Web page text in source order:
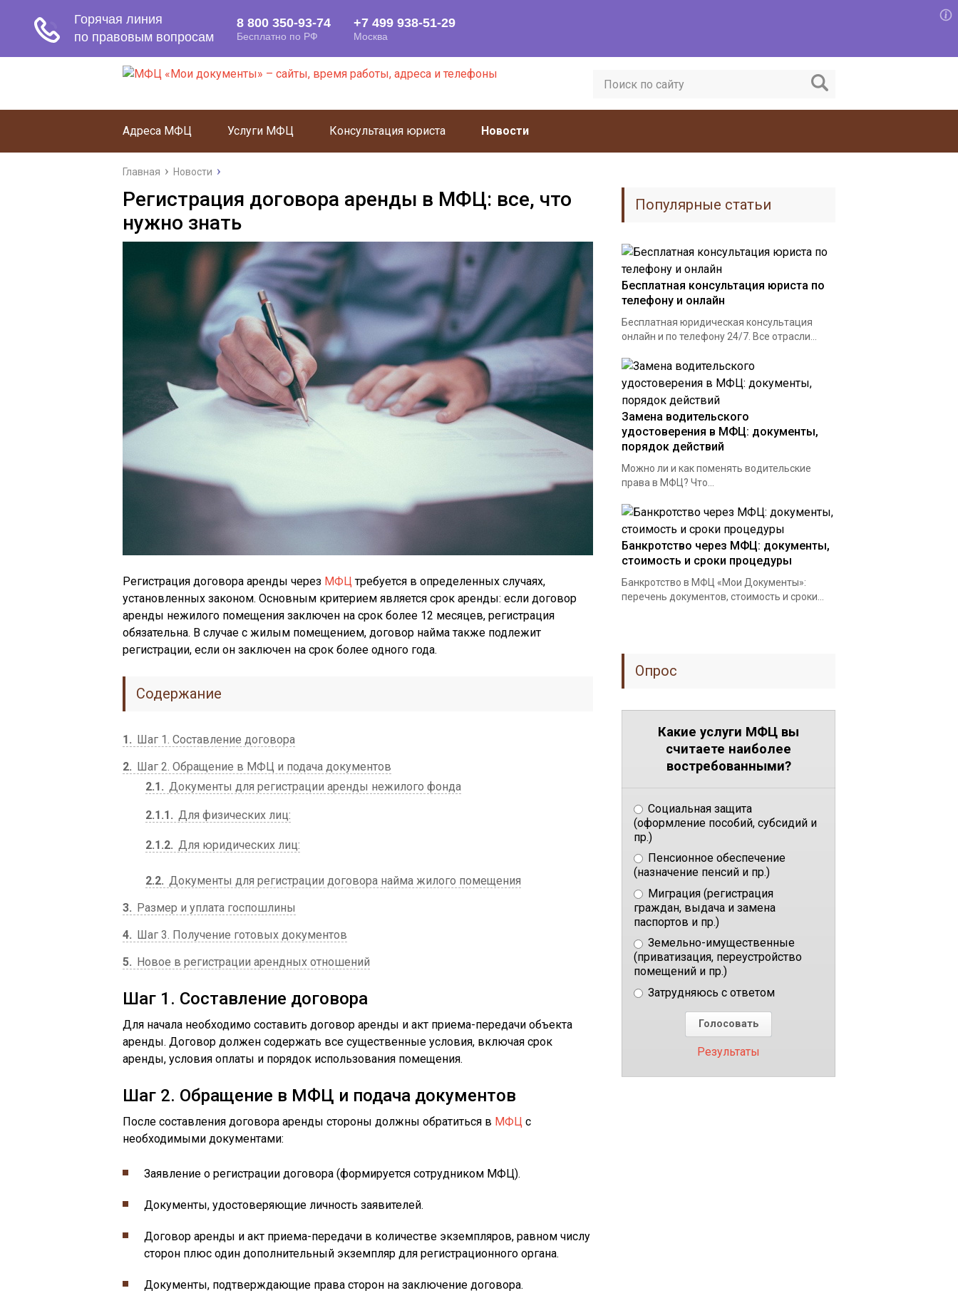
Адреса МФЦ Услуги МФЦ Консультация юриста Новости
Главная Новости
Регистрация договора аренды в МФЦ: все, что
нужно знать
Регистрация договора аренды через МФЦтребуется в определенных случаях,
установленных законом. Основным критерием является срок аренды: если договор
аренды нежилого помещения заключен на срок более 12 месяцев, регистрация
обязательна. В случае с жилым помещением, договор найма также подлежит
регистрации, если он заключен на срок более одного года.
Содержание
1
Шаг 1. Составление договора
2
Шаг 2. Обращение в МФЦ и подача документов
2.1
Документы для регистрации аренды нежилого фонда
2.1.1 Для физических лиц:
2.1.2 Для юридических лиц:
2.2 Документы для регистрации договора найма жилого помещения
3
Размер и уплата госпошлины
4
Шаг 3. Получение готовых документов
5
Новое в регистрации арендных отношений
Шаг 1. Составление договора
Для начала необходимо составить договор аренды и акт приема-передачи объекта
аренды. Договор должен содержать все существенные условия, включая срок
аренды, условия оплаты и порядок использования помещения.
Шаг 2. Обращение в МФЦ и подача документов
После составления договора аренды стороны должны обратиться в МФЦ с
необходимыми документами:
Заявление о регистрации договора (формируется сотрудником МФЦ).
Документы, удостоверяющие личность заявителей.
Договор аренды и акт приема-передачи в количестве экземпляров, равном числу
сторон плюс один дополнительный экземпляр для регистрационного органа.
Документы, подтверждающие права сторон на заключение договора.
Популярные статьи
Бесплатная консультация юриста по
телефону и онлайн
Бесплатная юридическая консультация
онлайн и по телефону 24/7. Все отрасли...
Замена водительского
удостоверения в МФЦ: документы,
порядок действий
Можно ли и как поменять водительские
права в МФЦ? Что...
Банкротство через МФЦ: документы,
стоимость и сроки процедуры
Банкротство в МФЦ «Мои Документы»:
перечень документов, стоимость и сроки...
Опрос
Какие услуги МФЦ вы
считаете наиболее
востребованными?
Социальная защита
(оформление пособий, субсидий и
пр.)
Пенсионное обеспечение
(назначение пенсий и пр.)
Миграция (регистрация
граждан, выдача и замена
паспортов и пр.)
Земельно-имущественные
(приватизация, переустройство
помещений и пр.)
Затрудняюсь с ответом
Результаты